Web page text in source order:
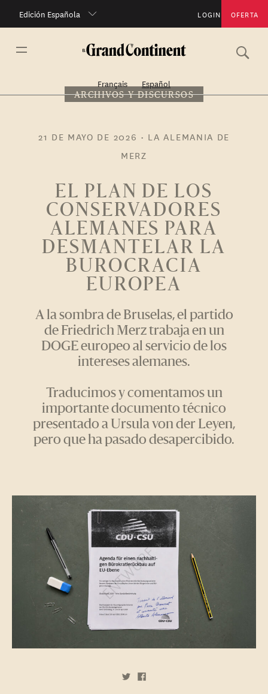
Edición Española LOGIN OFERTA
Français Español
ARCHIVOS Y DISCURSOS
21 DE MAYO DE 2026 • LA ALEMANIA DE
MERZ
EL PLAN DE LOS
CONSERVADORES
ALEMANES PARA
DESMANTELAR LA
BUROCRACIA
EUROPEA
A la sombra de Bruselas, el partido
de Friedrich Merz trabaja en un
DOGE europeo al servicio de los
intereses alemanes.
Traducimos y comentamos un
importante documento técnico
presentado a Ursula von der Leyen,
pero que ha pasado desapercibido.